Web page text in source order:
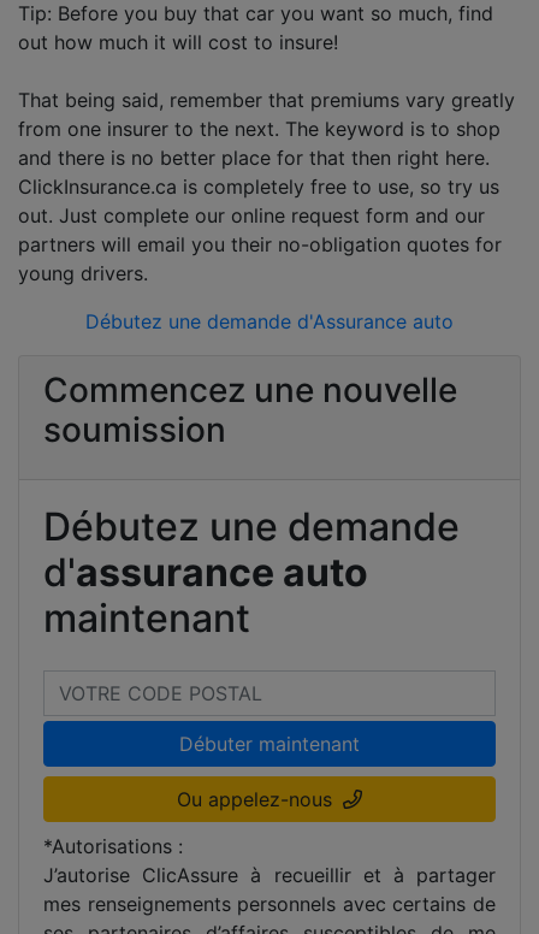
Tip: Before you buy that car you want so much, find
out how much it will cost to insure!
That being said, remember that premiums vary greatly
from one insurer to the next. The keyword is to shop
and there is no better place for that then right here.
ClickInsurance.ca is completely free to use, so try us
out. Just complete our online request form and our
partners will email you their no-obligation quotes for
young drivers.
Débutez une demande d'Assurance auto
Commencez une nouvelle
soumission
Débutez une demande
d'assurance auto
maintenant
Débuter maintenant
Ou appelez-nous
*Autorisations :
J’autorise ClicAssure à recueillir et à partager
mes renseignements personnels avec certains de